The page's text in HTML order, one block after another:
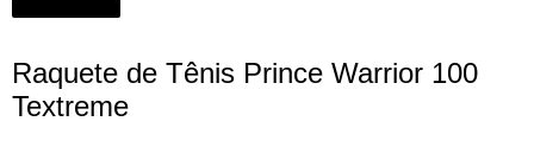
Raquete de Tênis Prince Warrior 100
Textreme